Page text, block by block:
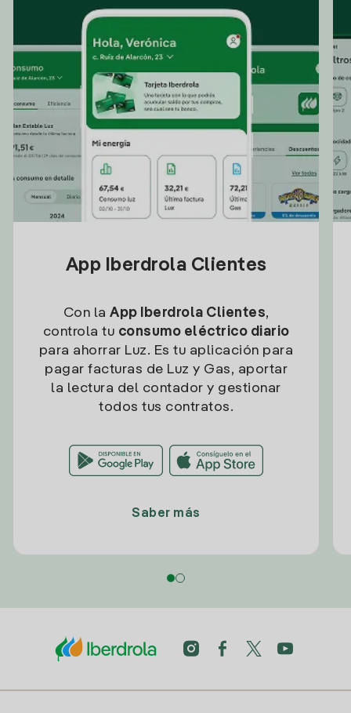
App Iberdrola Clientes
Con la App Iberdrola Clientes,
controla tu consumo eléctrico diario
para ahorrar Luz. Es tu aplicación para
pagar facturas de Luz y Gas, aportar
la lectura del contador y gestionar
todos tus contratos.
Saber más